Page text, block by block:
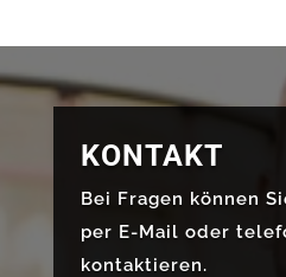
KONTAKT
Bei Fragen können
per E-Mail oder
kontaktieren.